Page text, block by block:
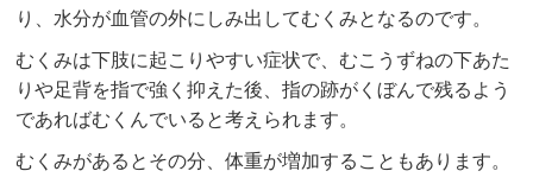
り、水分が血管の外にしみ出してむくみとなるのです。
むくみは下肢に起こりやすい症状で、むこうずねの下あた
りや足背を指で強く抑えた後、指の跡がくぼんで残るよう
であればむくんでいると考えられます。
むくみがあるとその分、体重が増加することもあります。